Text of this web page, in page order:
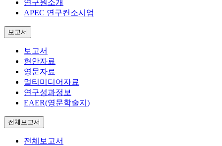
연구원소개
APEC 연구컨소시엄
보고서
보고서
현안자료
영문자료
멀티미디어자료
연구성과정보
EAER(영문학술지)
전체보고서
전체보고서